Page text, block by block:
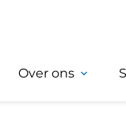
Over ons